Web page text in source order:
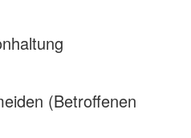
(Betroffenen